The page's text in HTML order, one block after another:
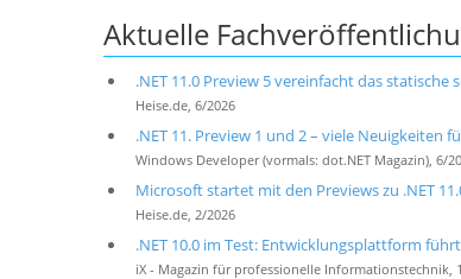
Aktuelle
.NET 11.0 Preview 5 vereinfacht das statische
Heise.de, 6/2026
.NET 11. Preview 1 und 2 – viele Neuigkeiten
Windows Developer (vormals: dot.NET Magazin), 6/
Microsoft startet mit den Previews zu .NET
Heise.de, 2/2026
.NET 10.0 im Test: Entwicklungsplattform
iX - Magazin für professionelle Informationstechnik,